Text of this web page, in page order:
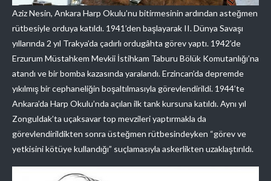
Aziz Nesin, Ankara Harp Okulu’nu bitirmesinin ardından asteğmen
rütbesiyle orduya katıldı. 1941’den başlayarak II. Dünya Savaşı
yıllarında 2 yıl Trakya’da çadırlı ordugâhta görev yaptı. 1942’de
Erzurum Müstahkem Mevkii İstihkam Taburu Bölük Komutanlığı’na
atandı ve bir bomba kazasında yaralandı. Erzincan’da depremde
yıkılmış bir cephaneliğin boşaltılmasıyla görevlendirildi. 1944’te
Ankara’da Harp Okulu’nda açılan ilk tank kursuna katıldı. Aynı yıl
Zonguldak’ta uçaksavar top mevzileri yaptırmakla da
görevlendirildikten sonra üsteğmen rütbesindeyken “görev ve
yetkisini kötüye kullandığı” suçlamasıyla askerlikten uzaklaştırıldı.